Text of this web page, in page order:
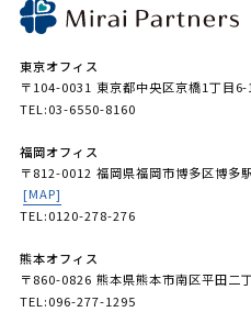
東京オフィス
〒104-0031 東京都中央区京橋1丁目
TEL:03-6550-8160
福岡オフィス
〒812-0012 福岡県福岡市博多区博多
[MAP]
TEL:0120-278-276
熊本オフィス
〒860-0826 熊本県熊本市南区平田二
TEL:096-277-1295